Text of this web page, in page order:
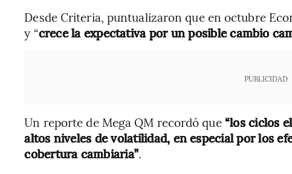
Desde Criteria, puntualizaron que en octubre
y “crece la expectativa por un posible cambio
PUBLICIDAD
Un reporte de Mega QM recordó que“los ciclos
altos niveles de volatilidad, en especial por los
cobertura cambiaria”.